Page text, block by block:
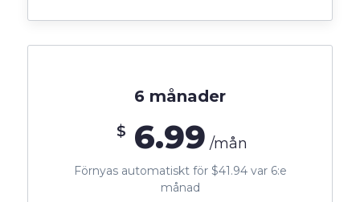
6 månader
$ 6.99 /mån
Förnyas automatiskt för $41.94 var 6:e
månad